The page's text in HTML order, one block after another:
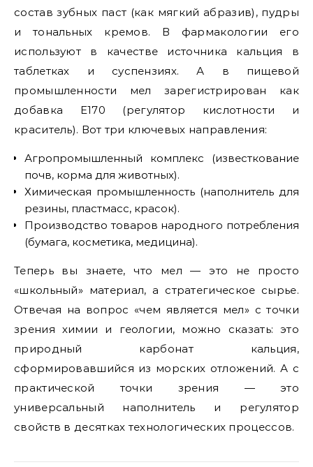
состав зубных паст (как мягкий абразив), пудры
и тональных кремов. В фармакологии его
используют в качестве источника кальция в
таблетках и суспензиях. А в пищевой
промышленности мел зарегистрирован как
добавка E170 (регулятор кислотности и
краситель). Вот три ключевых направления:
Агропромышленный комплекс (известкование
почв, корма для животных).
Химическая промышленность (наполнитель для
резины, пластмасс, красок).
Производство товаров народного потребления
(бумага, косметика, медицина).
Теперь вы знаете, что мел — это не просто
«школьный» материал, а стратегическое сырье.
Отвечая на вопрос «чем является мел» с точки
зрения химии и геологии, можно сказать: это
природный карбонат кальция,
сформировавшийся из морских отложений. А с
практической точки зрения — это
универсальный наполнитель и регулятор
свойств в десятках технологических процессов.